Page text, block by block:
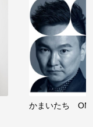
かまいたち